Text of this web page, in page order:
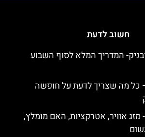
חשוב לדעת
המדריך המלא לסוף השבוע
– כל מה שצריך לדעת על חופשה
מזג אוויר, אטרקציות, האם מומלץ,